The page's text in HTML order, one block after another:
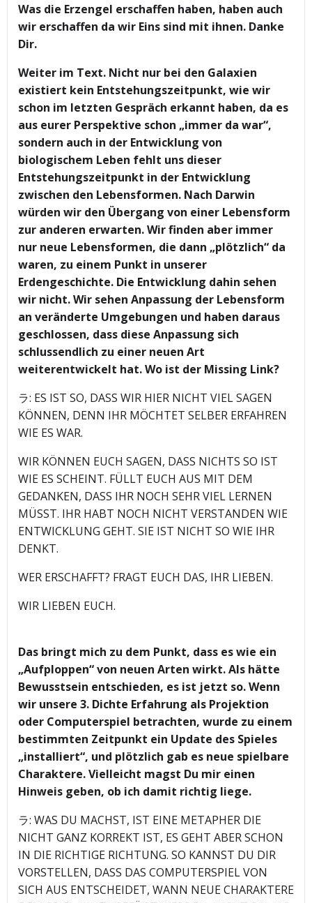
Was die Erzengel erschaffen haben, haben auch
wir erschaffen da wir Eins sind mit ihnen. Danke
Dir.
Weiter im Text. Nicht nur bei den Galaxien
existiert kein Entstehungszeitpunkt, wie wir
schon im letzten Gespräch erkannt haben, da es
aus eurer Perspektive schon „immer da war“,
sondern auch in der Entwicklung von
biologischem Leben fehlt uns dieser
Entstehungszeitpunkt in der Entwicklung
zwischen den Lebensformen. Nach Darwin
würden wir den Übergang von einer Lebensform
zur anderen erwarten. Wir finden aber immer
nur neue Lebensformen, die dann „plötzlich“ da
waren, zu einem Punkt in unserer
Erdengeschichte. Die Entwicklung dahin sehen
wir nicht. Wir sehen Anpassung der Lebensform
an veränderte Umgebungen und haben daraus
geschlossen, dass diese Anpassung sich
schlussendlich zu einer neuen Art
weiterentwickelt hat. Wo ist der Missing Link?
ラ: ES IST SO, DASS WIR HIER NICHT VIEL SAGEN
KÖNNEN, DENN IHR MÖCHTET SELBER ERFAHREN
WIE ES WAR.
WIR KÖNNEN EUCH SAGEN, DASS NICHTS SO IST
WIE ES SCHEINT. FÜLLT EUCH AUS MIT DEM
GEDANKEN, DASS IHR NOCH SEHR VIEL LERNEN
MÜSST. IHR HABT NOCH NICHT VERSTANDEN WIE
ENTWICKLUNG GEHT. SIE IST NICHT SO WIE IHR
DENKT.
WER ERSCHAFFT? FRAGT EUCH DAS, IHR LIEBEN.
WIR LIEBEN EUCH.
Das bringt mich zu dem Punkt, dass es wie ein
„Aufploppen“ von neuen Arten wirkt. Als hätte
Bewusstsein entschieden, es ist jetzt so. Wenn
wir unsere 3. Dichte Erfahrung als Projektion
oder Computerspiel betrachten, wurde zu einem
bestimmten Zeitpunkt ein Update des Spieles
„installiert“, und plötzlich gab es neue spielbare
Charaktere. Vielleicht magst Du mir einen
Hinweis geben, ob ich damit richtig liege.
ラ: WAS DU MACHST, IST EINE METAPHER DIE
NICHT GANZ KORREKT IST, ES GEHT ABER SCHON
IN DIE RICHTIGE RICHTUNG. SO KANNST DU DIR
VORSTELLEN, DASS DAS COMPUTERSPIEL VON
SICH AUS ENTSCHEIDET, WANN NEUE CHARAKTERE